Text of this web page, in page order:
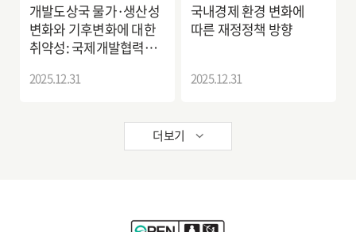
개발도상국 물가·생산성
변화와 기후변화에 대한
취약성: 국제개발협력
2025.12.31
국내경제 환경 변화에
따른 재정정책 방향
2025.12.31
더보기